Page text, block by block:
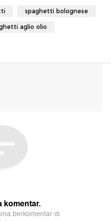
spaghetti bolognese
aglio olio